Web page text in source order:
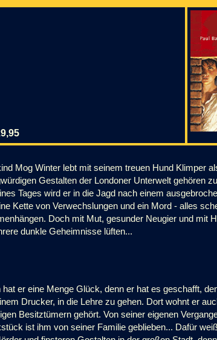
Mog Winter lebt mit seinem treuen Hund Klimper
Gestalten der Londoner Unterwelt gehören
Tages wird er in die Jagd nach einem
Kette von Verwechslungen und ein Mord - alles
Doch mit Mut, gesunder Neugier und mit
dunkle Geheimnisse lüften...
er eine Menge Glück, denn er hat es geschafft,
Drucker, in die Lehre zu gehen. Dort wohnt er
Besitztümern gehört. Von seiner eigenen
ist ihm von seiner Familie geblieben... Dafür